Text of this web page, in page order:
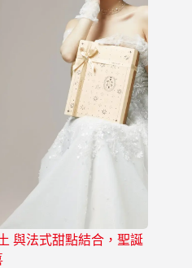
與法式甜點結合，聖誕